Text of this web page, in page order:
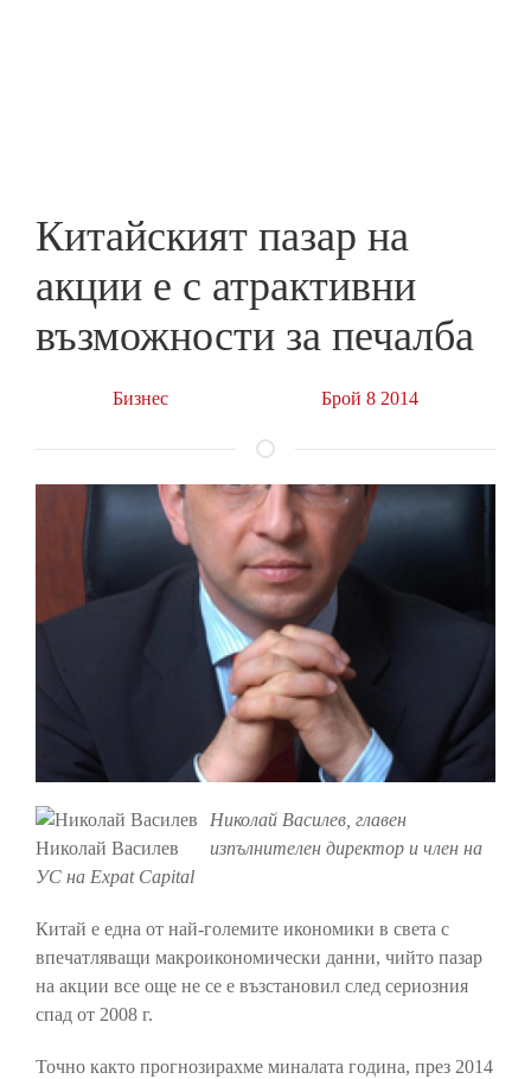
Китайският пазар на
акции е с атрактивни
възможности за печалба
Бизнес Брой 8 2014
Николай Василев
Николай Василев, главен
изпълнителен директор и член на
УС на Expat Capital
Китай е една от най-големите икономики в света с
впечатляващи макроикономически данни, чийто пазар
на акции все още не се е възстановил след сериозния
спад от 2008 г.
Точно както прогнозирахме миналата година, през 2014